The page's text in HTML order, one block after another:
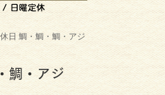
日 鯛・鯛・鯛・アジ
鯛・アジ